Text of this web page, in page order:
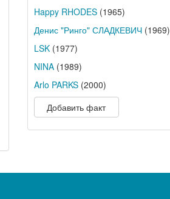
Happy RHODES(1965)
Денис "Ринго" СЛАДКЕВИЧ(1969)
LSK(1977)
NINA(1989)
Arlo PARKS(2000)
Добавить факт